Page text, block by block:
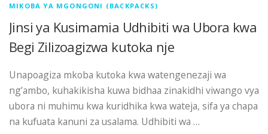
MIKOBA YA MGONGONI (BACKPACKS)
Jinsi ya Kusimamia Udhibiti wa Ubora kwa
Begi Zilizoagizwa kutoka nje
Unapoagiza mkoba kutoka kwa watengenezaji wa
ng’ambo, kuhakikisha kuwa bidhaa zinakidhi viwango vya
ubora ni muhimu kwa kuridhika kwa wateja, sifa ya chapa
na kufuata kanuni za usalama. Udhibiti wa …